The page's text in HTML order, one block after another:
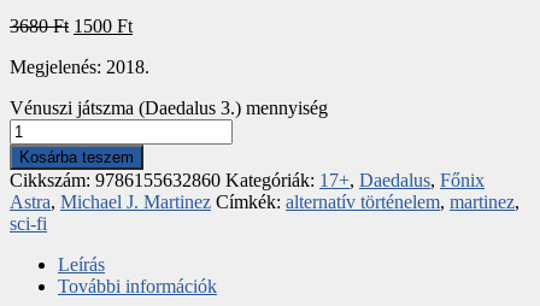
3680Ft 1500 Ft
Megjelenés: 2018.
Vénuszi játszma (Daedalus 3.) mennyiség
Kosárba teszem
Cikkszám: 9786155632860 Kategóriák: 17+, Daedalus, Főnix
Astra, Michael J. Martinez Címkék: alternatív történelem, martinez,
sci-fi
Leírás
További információk